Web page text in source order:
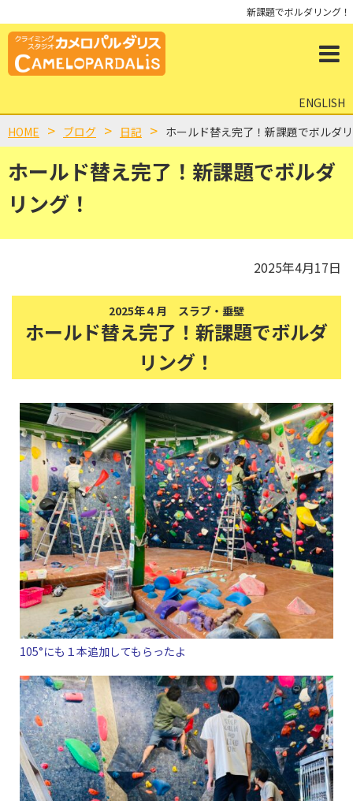
新課題でボルダリング！
ENGLISH
ホールド替え完了！新課題でボルダ
リング！
HOME ブログ 日記 ホールド替え完了！新課題でボルダ
2025年4月17日
2025年４月 スラブ・垂壁
ホールド替え完了！新課題でボルダ
リング！
105°にも１本追加してもらったよ